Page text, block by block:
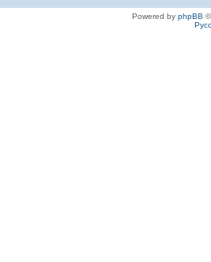
Powered by phpBB